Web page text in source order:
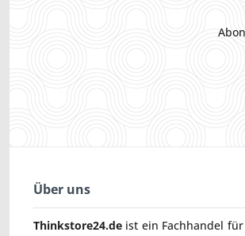
Über uns
Thinkstore24.de ist ein Fachhandel